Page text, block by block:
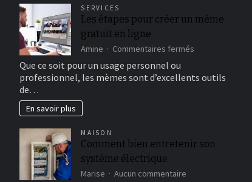
SERVICES
Les étapes pour créer un mème
gratuit en ligne
Amine Commentaires fermés
pour
ligne
Que ce soit pour un usage personnel ou
professionnel, les mèmes sont d’excellents outils
de…
En savoir plus
MAISON
Comment bien entretenir son
système électrique
Marise Aucun commentaire